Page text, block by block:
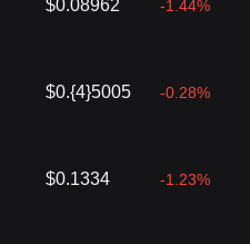
$0.08962 -1.44%
$0.{4}5005 -0.28%
$0.1334 -1.23%